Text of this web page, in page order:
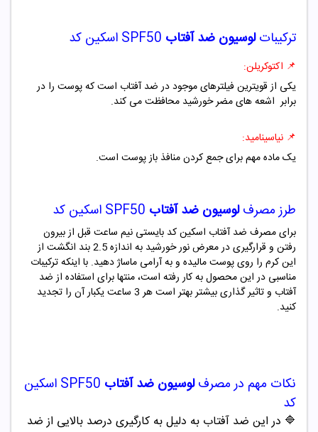
ترکیباتلوسیون ضد آفتاب
📌 اکتوکریلن:
یکی از قویترین فیلترهای موجود در ضد آفتاب است که پوست را در
برابر اشعه های مضر خورشید محافظت می کند.
📌 نیاسینامید:
یک ماده مهم برای جمع کردن منافذ باز پوست است.
طرز مصرفلوسیون ضد آفتاب
برای مصرف ضد آفتاب اسکین کد بایستی نیم ساعت قبل از بیرون
رفتن و قرارگیری در معرض نور خورشید به اندازه 2.5 بند انگشت از
این کرم را روی پوست مالیده و به آرامی ماساژ دهید. با اینکه ترکیبات
مناسبی در این محصول به کار رفته است، منتها برای استفاده از ضد
آفتاب و تاثیر گذاری بیشتر بهتر است هر 3 ساعت یکبار آن را تجدید
کنید.
نکات مهم در مصرفلوسیون ضد آفتاب
SPF50 اسکین
کد
🔷 در این ضد آفتاب به دلیل به کارگیری درصد بالایی از ضد